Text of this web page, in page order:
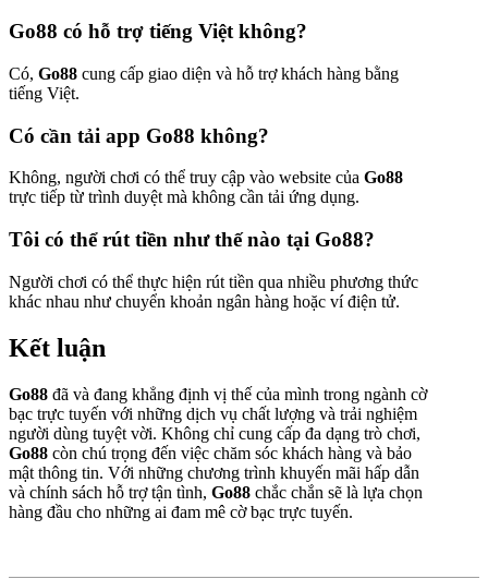
Go88 có hỗ trợ tiếng Việt không?
Có, Go88 cung cấp giao diện và hỗ trợ khách hàng bằng
tiếng Việt.
Có cần tải app Go88 không?
Không, người chơi có thể truy cập vào website của Go88
trực tiếp từ trình duyệt mà không cần tải ứng dụng.
Tôi có thể rút tiền như thế nào tại Go88?
Người chơi có thể thực hiện rút tiền qua nhiều phương thức
khác nhau như chuyển khoản ngân hàng hoặc ví điện tử.
Kết luận
Go88 đã và đang khẳng định vị thế của mình trong ngành cờ
bạc trực tuyến với những dịch vụ chất lượng và trải nghiệm
người dùng tuyệt vời. Không chỉ cung cấp đa dạng trò chơi,
Go88 còn chú trọng đến việc chăm sóc khách hàng và bảo
mật thông tin. Với những chương trình khuyến mãi hấp dẫn
và chính sách hỗ trợ tận tình, Go88 chắc chắn sẽ là lựa chọn
hàng đầu cho những ai đam mê cờ bạc trực tuyến.